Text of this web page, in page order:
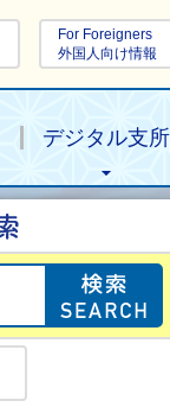
For Foreigners
外国人向け情報
デジタル支所